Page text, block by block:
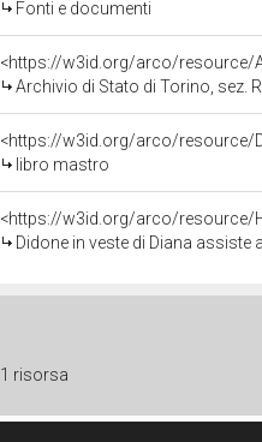
Fonti e documenti
<https://w3id.org/arco/resource/
Archivio di Stato di Torino, sez.
<https://w3id.org/arco/resource/
libro mastro
<https://w3id.org/arco/resource/
Didone in veste di Diana assiste all'edificazione di Cartagine
1 risorsa